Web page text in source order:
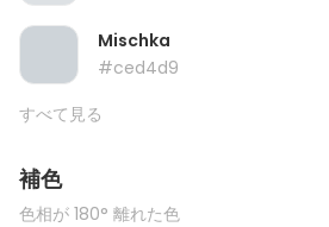
Mischka
#ced4d9
すべて見る
補色
色相が 180° 離れた色